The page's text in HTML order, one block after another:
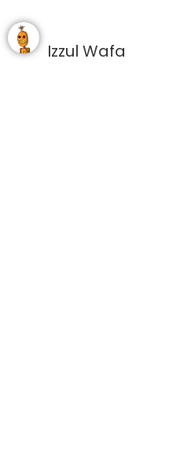
Izzul Wafa